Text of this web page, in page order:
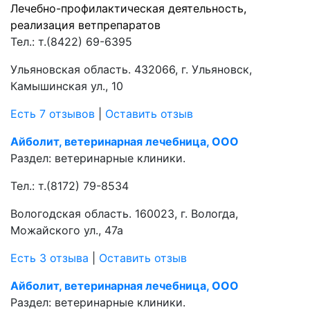
Лечебно-профилактическая деятельность,
реализация ветпрепаратов
Тел.: т.(8422) 69-6395
Ульяновская область. 432066, г. Ульяновск,
Камышинская ул., 10
Есть 7 отзывов
Оставить отзыв
Айболит, ветеринарная лечебница, ООО
Раздел: ветеринарные клиники.
Тел.: т.(8172) 79-8534
Вологодская область. 160023, г. Вологда,
Можайского ул., 47а
Есть 3 отзыва
Оставить отзыв
Айболит, ветеринарная лечебница, ООО
Раздел: ветеринарные клиники.